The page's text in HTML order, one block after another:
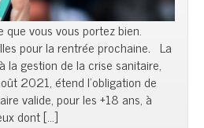
que vous vous portez bien.
pour la rentrée prochaine. La
gestion de la crise sanitaire,
2021, étend l’obligation de
valide, pour les +18 ans, à
dont […]